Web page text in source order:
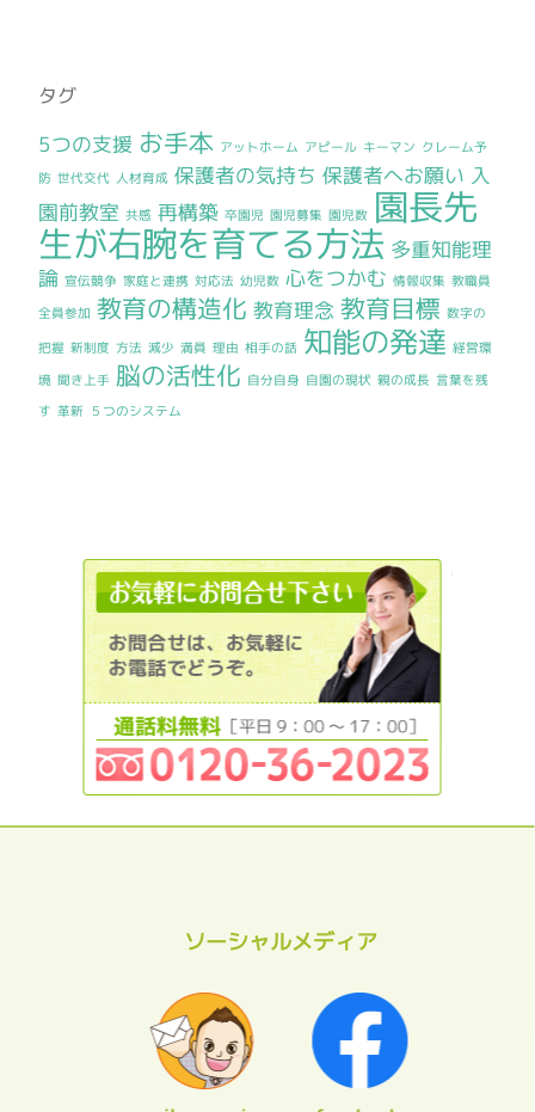
タグ
5つの支援 お手本 アットホーム アピール キーマン クレーム予
防 世代交代 人材育成 保護者の気持ち 保護者へお願い 入
園前教室 共感 再構築 卒園児 園児募集 園児数 園長先
生が右腕を育てる方法 多重知能理
論 宣伝競争 家庭と連携 対応法 幼児数 心をつかむ 情報収集 教職員
全員参加 教育の構造化 教育理念 教育目標 数字の
把握 新制度 方法 減少 満員 理由 相手の話 知能の発達 経営環
境 聞き上手 脳の活性化 自分自身 自園の現状 親の成長 言葉を残
す 革新 ５つのシステム
ソーシャルメディア